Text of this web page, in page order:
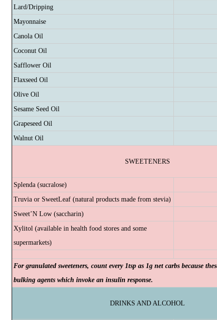
Lard/Dripping
Mayonnaise
Canola Oil
Coconut Oil
Safflower Oil
Flaxseed Oil
Olive Oil
Sesame Seed Oil
Grapeseed Oil
Walnut Oil
SWEETENERS
Splenda (sucralose)
Truvia or SweetLeaf (natural products made from stevia)
Sweet’N Low (saccharin)
Xylitol (available in health food stores and some
supermarkets)
For granulated sweeteners, count every 1tsp as 1g net carbs because
bulking agents which invoke an insulin response.
DRINKS AND ALCOHOL